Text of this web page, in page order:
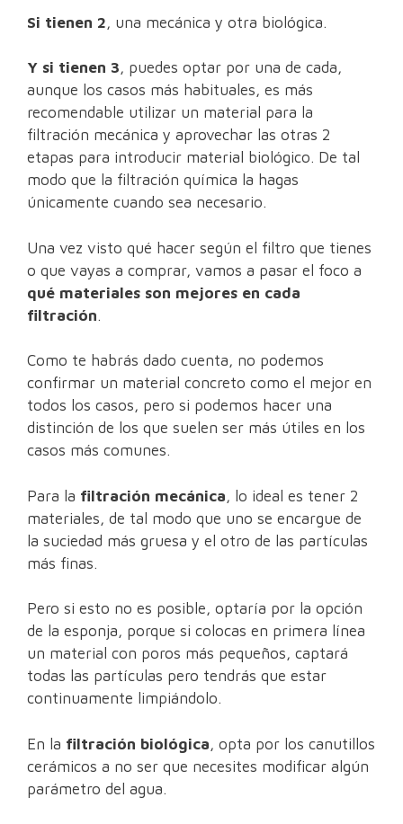
Si tienen 2, una mecánica y otra biológica.
Y si tienen 3, puedes optar por una de cada,
aunque los casos más habituales, es más
recomendable utilizar un material para la
filtración mecánica y aprovechar las otras 2
etapas para introducir material biológico. De tal
modo que la filtración química la hagas
únicamente cuando sea necesario.
Una vez visto qué hacer según el filtro que tienes
o que vayas a comprar, vamos a pasar el foco a
qué materiales son mejores en cada
filtración.
Como te habrás dado cuenta, no podemos
confirmar un material concreto como el mejor en
todos los casos, pero si podemos hacer una
distinción de los que suelen ser más útiles en los
casos más comunes.
Para la filtración mecánica, lo ideal es tener 2
materiales, de tal modo que uno se encargue de
la suciedad más gruesa y el otro de las partículas
más finas.
Pero si esto no es posible, optaría por la opción
de la esponja, porque si colocas en primera línea
un material con poros más pequeños, captará
todas las partículas pero tendrás que estar
continuamente limpiándolo.
En la filtración biológica, opta por los canutillos
cerámicos a no ser que necesites modificar algún
parámetro del agua.